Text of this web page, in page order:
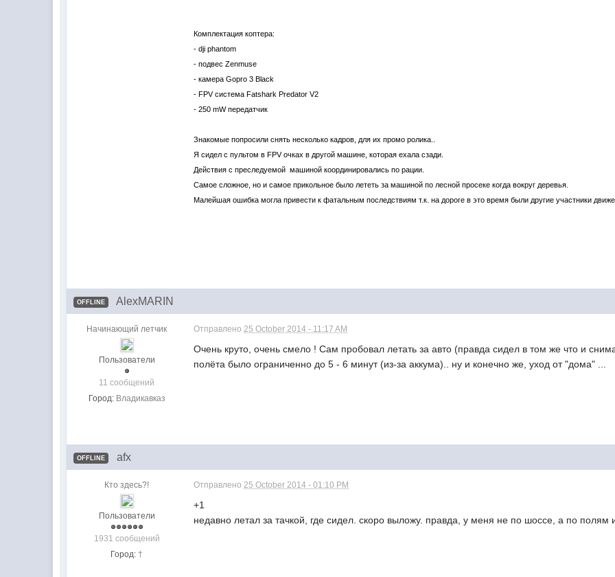
Комплектация коптера:
- dji phantom
- подвес Zenmuse
- камера Gopro 3 Black
- FPV система Fatshark Predator V2
- 250 mW передатчик
Знакомые попросили снять несколько кадров, для их промо ролика..
Я сидел с пультом в FPV очках в другой машине, которая ехала сзади.
Действия с преследуемой машиной координировались по рации.
Самое сложное, но и самое прикольное было лететь за машиной по лесной просеке когда вокруг деревья.
Малейшая ошибка могла привести к фатальным последствиям т.к. на дороге в это время были другие участники
OFFLINE AlexMARIN
Начинающий летчик
Пользователи
11 сообщений
Город: Владикавказ
Отправлено25 October 2014 - 11:17 AM
Очень круто, очень смело ! Сам пробовал летать за авто (правда сидел в том же что и
полёта было ограниченно до 5 - 6 минут (из-за аккума).. ну и конечно же, уход от "дома" ...
OFFLINE afx
Кто здесь?!
Пользователи
1931 сообщений
Город: †
Отправлено25 October 2014 - 01:10 PM
+1
недавно летал за тачкой, где сидел. скоро выложу. правда, у меня не по шоссе, а по